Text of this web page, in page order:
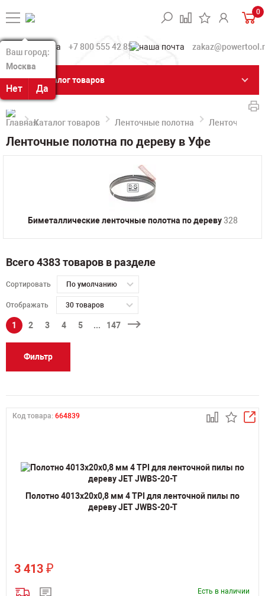
Ваш город:
Москва
Нет Да
Ваш город:
Москва
Нет Да
0
+7 800 555 42 85
Каталог товаров
Каталог товаров Ленточные полотна Ленточные
Ленточные полотна по дереву в Уфе
Биметаллические ленточные полотна по дереву328
Всего 4383 товаров в разделе
Сортировать По умолчанию
Отображать 30 товаров
1 2 3 4 5 ... 147
Фильтр
Код товара: 664839
Полотно 4013х20х0,8 мм 4 TPI для ленточной пилы по
дереву JET JWBS-20-T
3 413 ₽
Есть в наличии